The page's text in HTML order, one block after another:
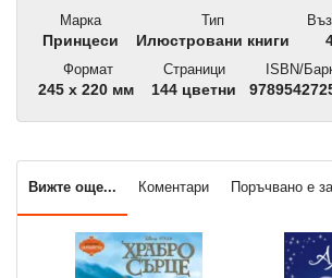
Марка
Принцеси
Тип
Илюстровани книги
Формат
245 х 220 мм
Страници
144 цветни
ISBN/
Вижте още... Коментари Поръчвано е